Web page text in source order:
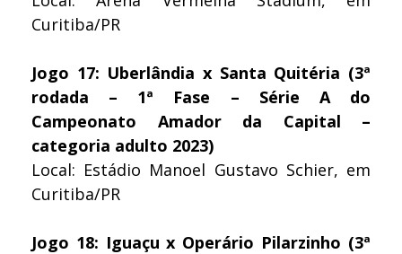
Curitiba/PR
Jogo 17: Uberlândia x Santa Quitéria (3ª
rodada – 1ª Fase – Série A do
Campeonato Amador da Capital –
categoria adulto 2023)
Local: Estádio Manoel Gustavo Schier, em
Curitiba/PR
Jogo 18: Iguaçu x Operário Pilarzinho (3ª